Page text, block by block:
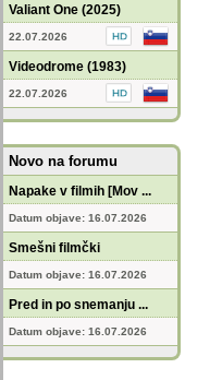
Valiant One (2025)
22.07.2026
Videodrome (1983)
22.07.2026
Novo na forumu
Napake v filmih [Mov ...
Datum objave: 16.07.2026
Smešni filmčki
Datum objave: 16.07.2026
Pred in po snemanju ...
Datum objave: 16.07.2026